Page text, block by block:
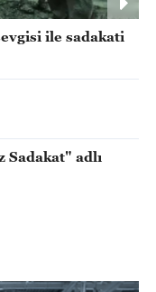
ile sadakati
Sadakat" adlı